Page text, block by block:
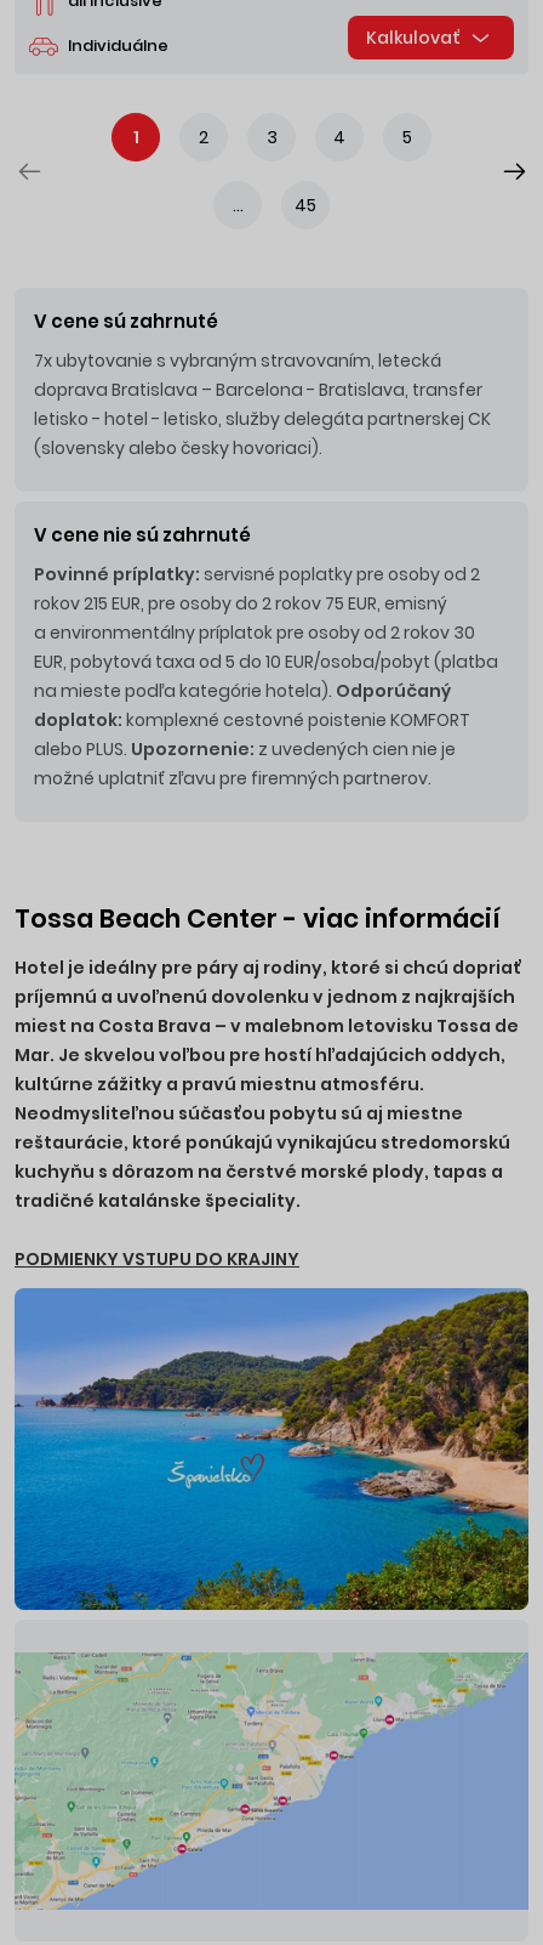
Individuálne Kalkulovať
1 2 3 4 5
... 45
V cene sú zahrnuté
7x ubytovanie s vybraným stravovaním, letecká
doprava Bratislava – Barcelona - Bratislava, transfer
letisko - hotel - letisko, služby delegáta partnerskej CK
(slovensky alebo česky hovoriaci).
V cene nie sú zahrnuté
Povinné príplatky: servisné poplatky pre osoby od 2
rokov 215 EUR, pre osoby do 2 rokov 75 EUR, emisný
a environmentálny príplatok pre osoby od 2 rokov 30
EUR, pobytová taxa od 5 do 10 EUR/osoba/pobyt (platba
na mieste podľa kategórie hotela). Odporúčaný
doplatok: komplexné cestovné poistenie KOMFORT
alebo PLUS. Upozornenie: z uvedených cien nie je
možné uplatniť zľavu pre firemných partnerov.
Tossa Beach Center - viac informácií
Hotel je ideálny pre páry aj rodiny, ktoré si chcú dopriať
príjemnú a uvoľnenú dovolenku v jednom z najkrajších
miest na Costa Brava – v malebnom letovisku Tossa de
Mar. Je skvelou voľbou pre hostí hľadajúcich oddych,
kultúrne zážitky a pravú miestnu atmosféru.
Neodmysliteľnou súčasťou pobytu sú aj miestne
reštaurácie, ktoré ponúkajú vynikajúcu stredomorskú
kuchyňu s dôrazom na čerstvé morské plody, tapas a
tradičné katalánske špeciality.
PODMIENKY VSTUPU DO KRAJINY